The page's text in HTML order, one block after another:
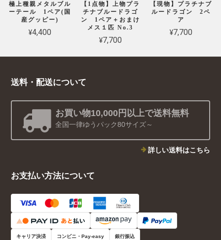
極上種親メタルブル
ーテール 1ペア(国
産グッピー)
¥4,400
【1点物】上物プラ
チナブルードラゴ
ン 1ペア＋おまけ
メス１匹 No.3
¥7,700
【現物】プラチナブ
ルードラゴン 2ペ
ア
¥7,700
送料・配送について
お買い物10,000円以上で送料無料
全国一律ゆうパック80サイズ～
詳しい送料はこちら
お支払い方法について
キャリア決済 コンビニ・Pay-easy 銀行振込